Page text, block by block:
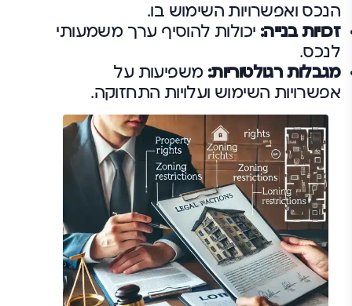
הנכס ואפשרויות השימוש בו.
זכויות בנייה: יכולות להוסיף ערך משמעותי
לנכס.
מגבלות רגולטוריות: משפיעות על
אפשרויות השימוש ועלויות התחזוקה.